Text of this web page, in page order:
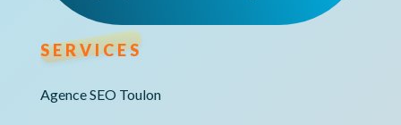
SERVICES
Agence SEO Toulon